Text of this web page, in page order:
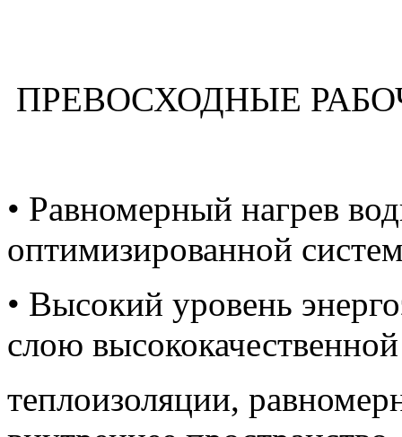
ПРЕВОСХОДНЫЕ
• Равномерный нагрев
оптимизированной
• Высокий уровень
слою высококачественной
теплоизоляции,